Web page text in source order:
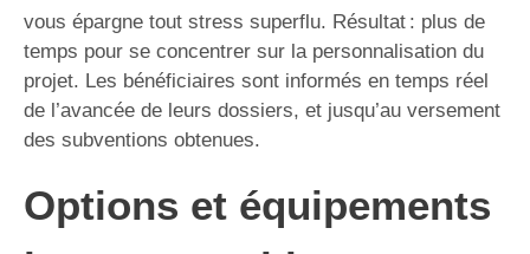
vous épargne tout stress superflu. Résultat : plus de
temps pour se concentrer sur la personnalisation du
projet. Les bénéficiaires sont informés en temps réel
de l’avancée de leurs dossiers, et jusqu’au versement
des subventions obtenues.
Options et équipements